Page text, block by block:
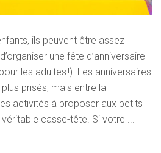
ils peuvent être assez
une fête d’anniversaire
les adultes !). Les anniversaires
prisés, mais entre la
activités à proposer aux petits
casse-tête. Si votre ...